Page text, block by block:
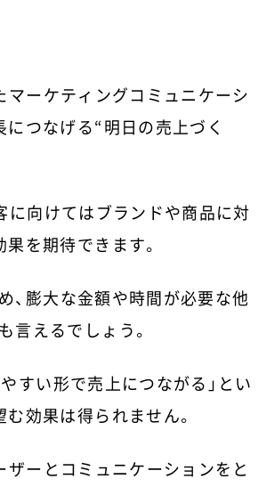
マーケティングコミュニケーシ
つなげる“明日の売上づく
に向けてはブランドや商品に対
を期待できます。
、膨大な金額や時間が必要な他
言えるでしょう。
すい形で売上につながる」とい
効果は得られません。
ーとコミュニケーションをと